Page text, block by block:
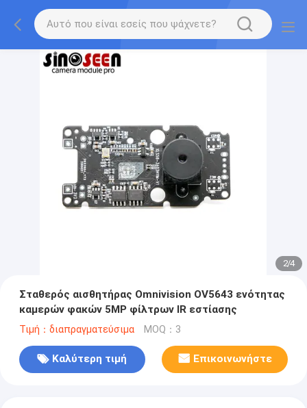
2/4
Σταθερός αισθητήρας Omnivision OV5643 ενότητας
καμερών φακών 5MP φίλτρων IR εστίασης
Τιμή：διαπραγματεύσιμα MOQ：3
Καλύτερη τιμή Επικοινωνήστε